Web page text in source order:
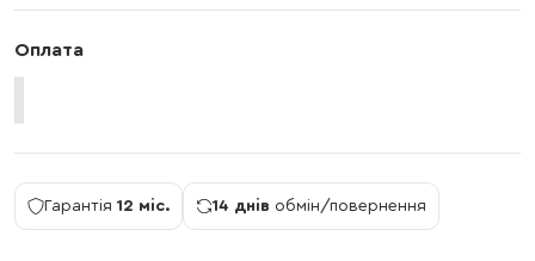
Оплата
Гарантія 12 міс. 14 днів обмін/повернення